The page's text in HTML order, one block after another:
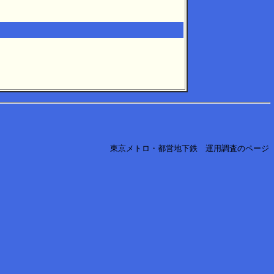
東京メトロ・都営地下鉄 運用調査のページ